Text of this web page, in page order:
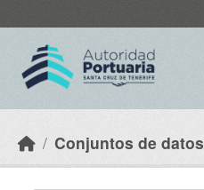
Conjuntos de datos